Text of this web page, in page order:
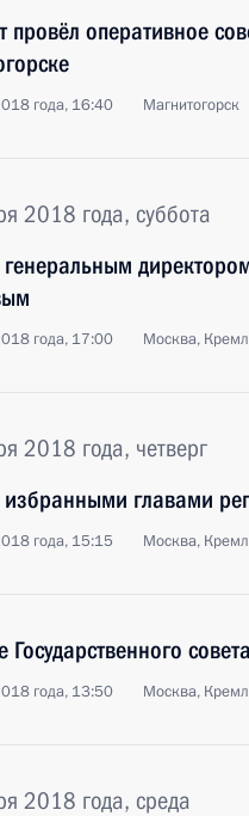
провёл оперативное
года, 16:40 Магнитогорск
2018 года, суббота
генеральным
года, 17:00 Москва,
2018 года, четверг
избранными главами
года, 15:15 Москва,
Государственного совета
года, 13:50 Москва,
2018 года, среда